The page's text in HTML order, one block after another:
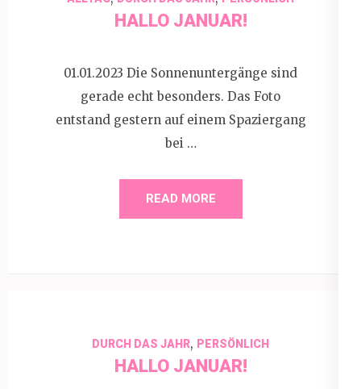
HALLO JANUAR!
01.01.2023 Die Sonnenuntergänge sind
gerade echt besonders. Das Foto
entstand gestern auf einem Spaziergang
bei …
READ MORE
DURCH DAS JAHR, PERSÖNLICH
HALLO JANUAR!